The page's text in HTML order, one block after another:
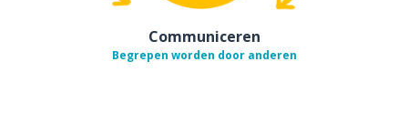
Communiceren
Begrepen worden door anderen